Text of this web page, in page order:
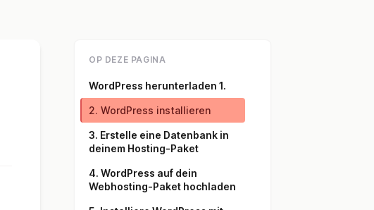
OP DEZE PAGINA
WordPress herunterladen 1.
2. WordPress installieren
3. Erstelle eine Datenbank in
deinem Hosting-Paket
4. WordPress auf dein
Webhosting-Paket hochladen